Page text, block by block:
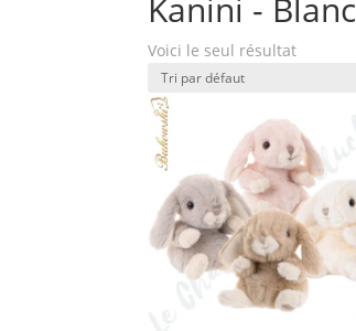
Kanini - Blanc
Voici le seul résultat